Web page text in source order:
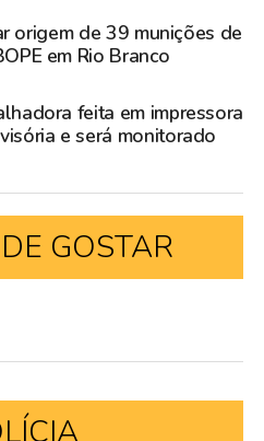
origem de 39 munições de
em Rio Branco
feita em impressora
e será monitorado
GOSTAR